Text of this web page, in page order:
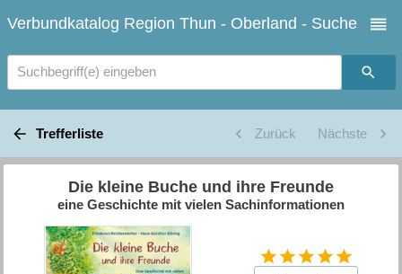
Verbundkatalog Region Thun - Oberland - Suche
Suchbegriff(e) eingeben
Trefferliste Zurück Nächste
Die kleine Buche und ihre Freunde
eine Geschichte mit vielen Sachinformationen